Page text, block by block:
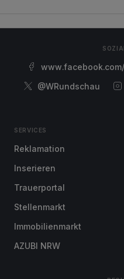
@WRundschau
SERVICES
Reklamation
Inserieren
Trauerportal
Stellenmarkt
Immobilienmarkt
AZUBI NRW